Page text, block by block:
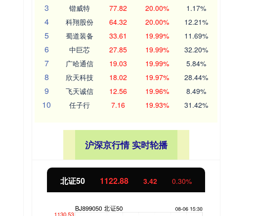
3 锴威特 77.82 20.00% 1.17%
4 科翔股份 64.32 20.00% 12.21%
5 蜀道装备 33.61 19.99% 11.69%
6 中巨芯 27.85 19.99% 32.20%
7 广哈通信 19.03 19.99% 5.84%
8 欣天科技 18.02 19.97% 28.44%
9 飞天诚信 12.56 19.96% 8.49%
10 任子行 7.16 19.93% 31.42%
沪深京行情 实时轮播
北证50 1122.88 3.42 0.30%